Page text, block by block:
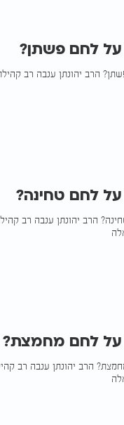
לחם פשתן?
הרב יהונתן ענבה רב
לחם טחינה?
הרב יהונתן ענבה רב
לחם מחמצת?
הרב יהונתן ענבה רב